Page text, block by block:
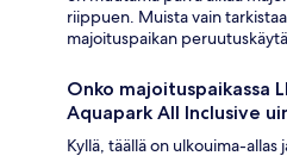
riippuen. Muista vain
majoituspaikan
Onko majoituspaikassa
Aquapark All Inclusive
Kyllä, täällä on ulkouima-allas